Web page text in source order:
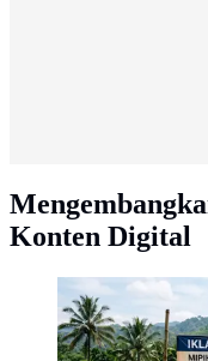
Konten Digital